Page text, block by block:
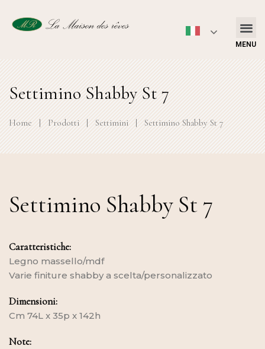
MENU
Settimino Shabby St 7
Home | Prodotti | Settimini | Settimino Shabby St 7
Settimino Shabby St 7
Caratteristiche:
Legno massello/mdf
Varie finiture shabby a scelta/personalizzato
Dimensioni:
Cm 74L x 35p x 142h
Note: